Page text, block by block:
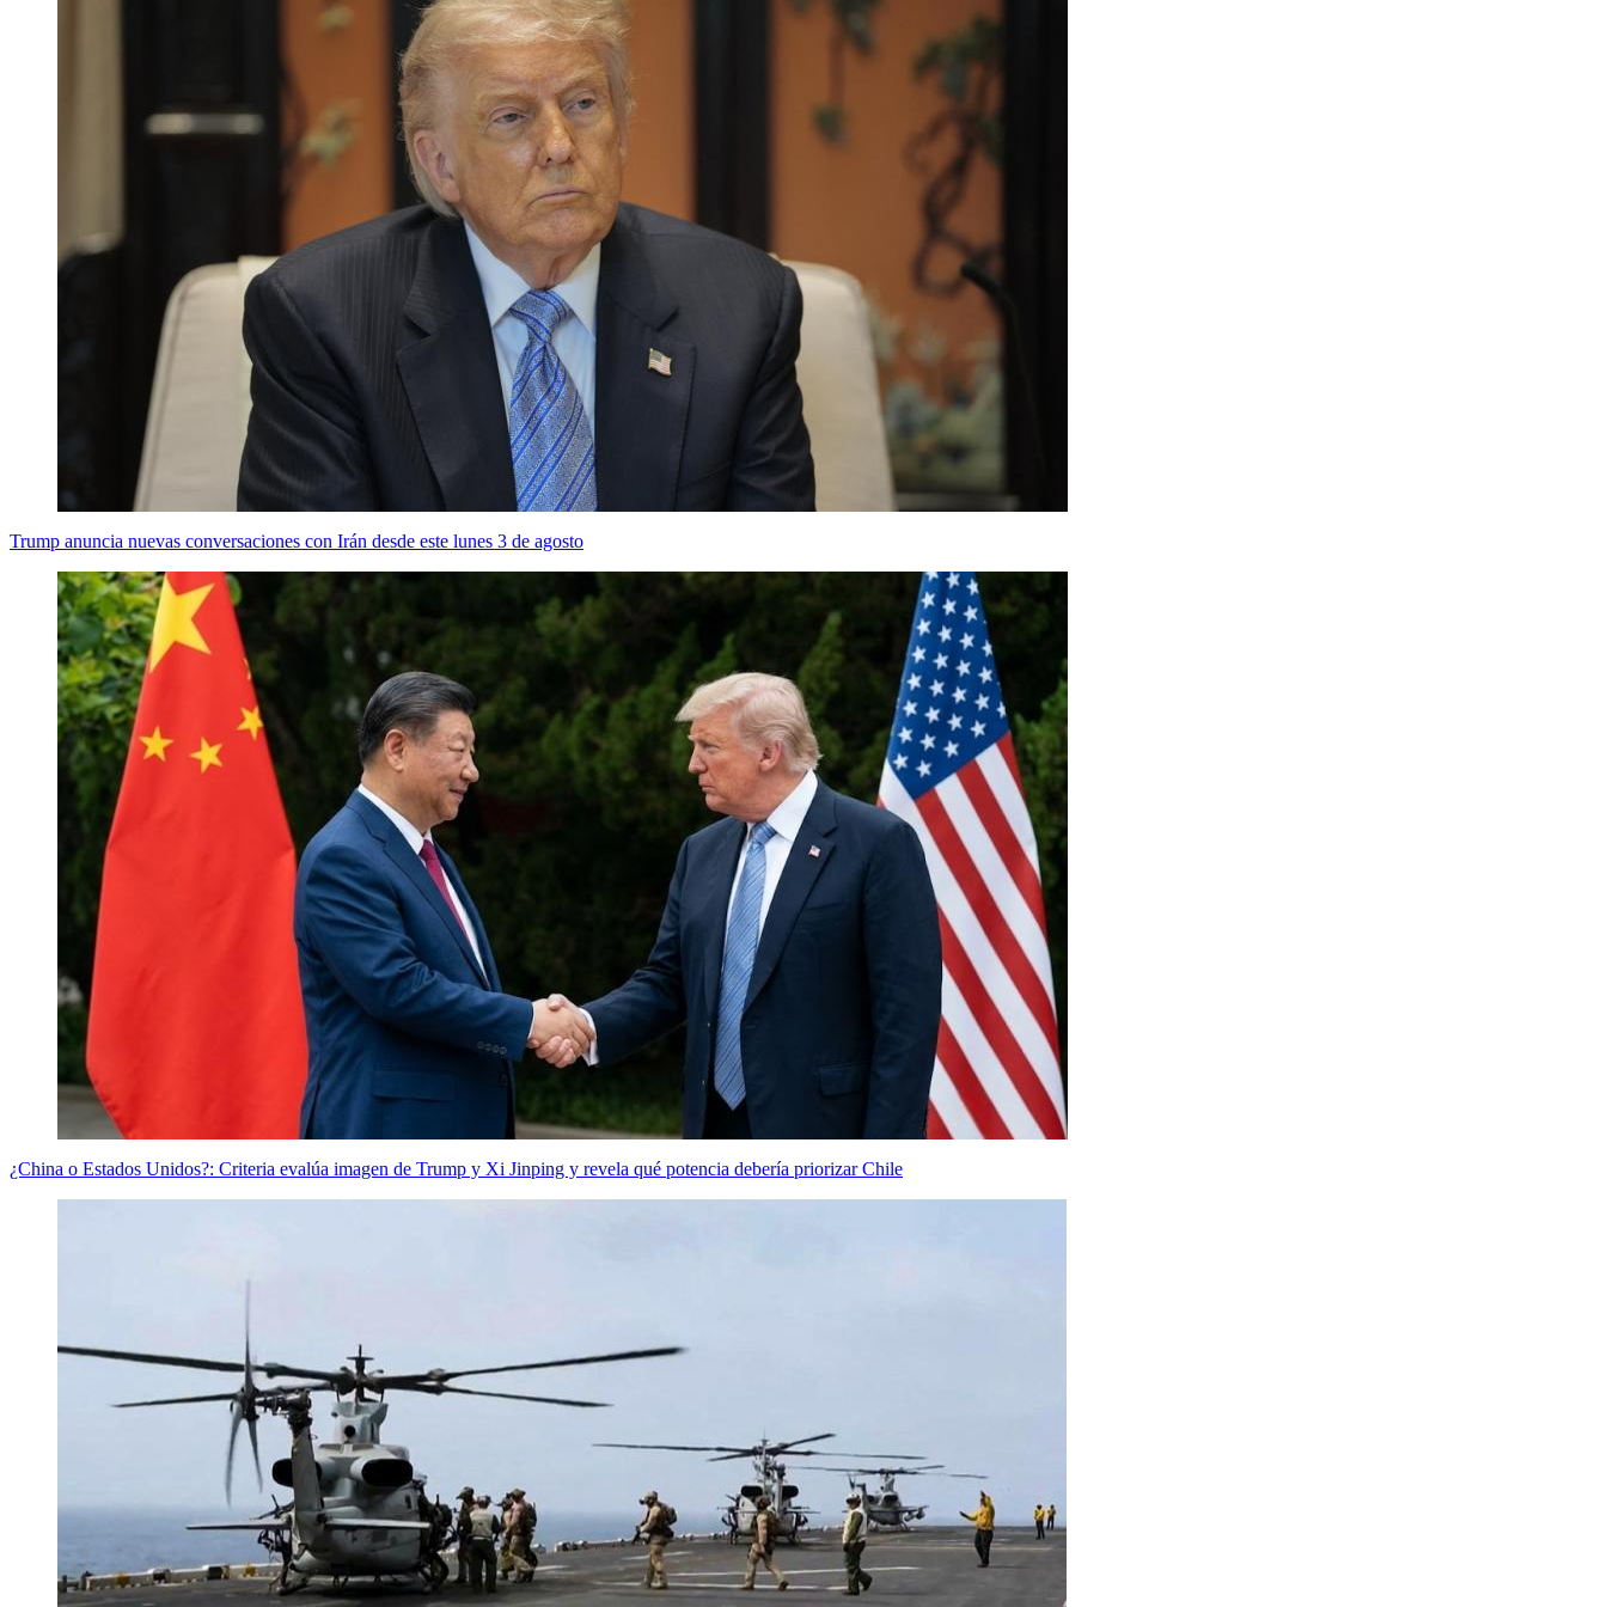
Trump anuncia nuevas conversaciones con Irán desde este lunes 3 de agosto
¿China o Estados Unidos?: Criteria evalúa imagen de Trump y Xi Jinping y revela qué potencia debería priorizar Chile